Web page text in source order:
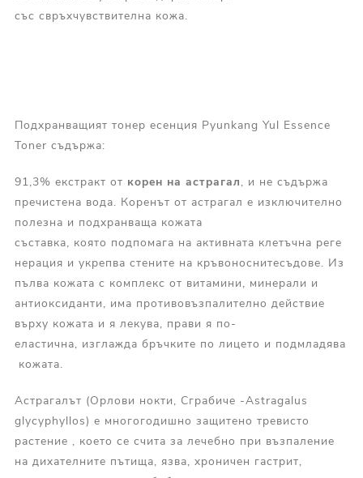
със свръхчувствителна кожа.
Подхранващият тонер есенция Pyunkang Yul Essence
Toner съдържа:
91,3% екстракт от корен на астрагал, и не съдържа
пречистена вода. Коренът от астрагал е изключително
полезна и подхранваща кожата
съставка, която подпомага на активната клетъчна реге
нерация и укрепва стените на кръвоноснитесъдове. Из
пълва кожата с комплекс от витамини, минерали и
антиоксиданти, има противовъзпалително действие
върху кожата и я лекува, прави я по-
еластична, изглажда бръчките по лицето и подмладява
кожата.
Астрагалът (Орлови нокти, Сграбиче -Astragalus
glycyphyllos) е многогодишно защитено тревисто
растение , което се счита за лечебно при възпаление
на дихателните пътища, язва, хроничен гастрит,